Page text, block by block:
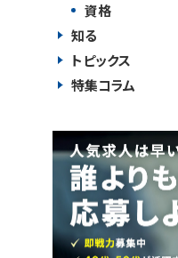
資格
知る
トピックス
特集コラム